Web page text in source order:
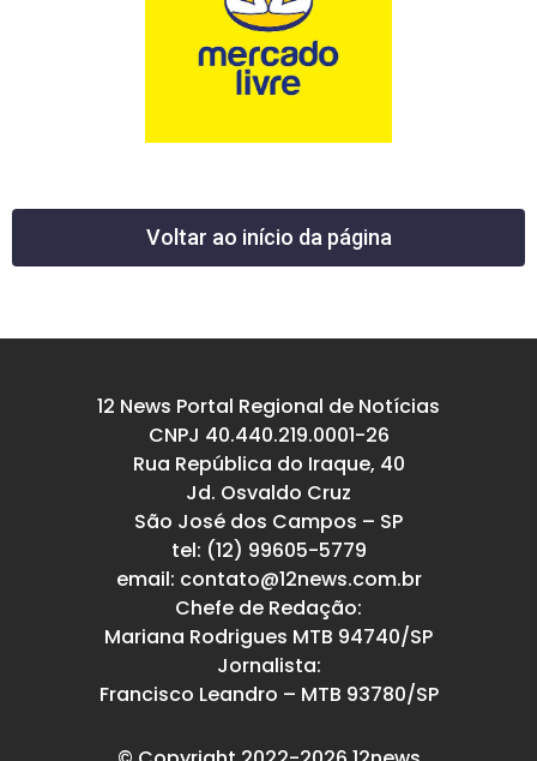
Voltar ao início da página
12 News Portal Regional de Notícias
CNPJ 40.440.219.0001-26
Rua República do Iraque, 40
Jd. Osvaldo Cruz
São José dos Campos – SP
tel: (12) 99605-5779
email: contato@12news.com.br
Chefe de Redação:
Mariana Rodrigues MTB 94740/SP
Jornalista:
Francisco Leandro – MTB 93780/SP